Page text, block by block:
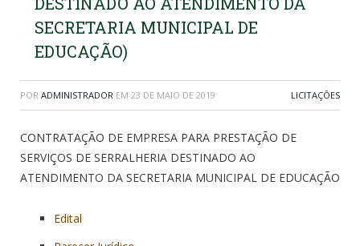
SECRETARIA MUNICIPAL DE
EDUCAÇÃO)
POR ADMINISTRADOR EM 23 DE MAIO DE 2019 LICITAÇÕES
CONTRATAÇÃO DE EMPRESA PARA PRESTAÇÃO DE
SERVIÇOS DE SERRALHERIA DESTINADO AO
ATENDIMENTO DA SECRETARIA MUNICIPAL DE EDUCAÇÃO
Edital